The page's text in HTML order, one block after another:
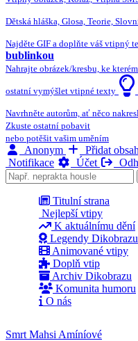
Dětská hláška, Glosa, Teorie,
Najděte GIF a doplňte váš vtipný
bublinkou
Nahrajte obrázek/kresbu, ke
ostatní vymýšlet vtipné texty
Navrhněte autorům, ať něco
Zkuste ostatní pobavit
nebo potěšit vašim uměním
Anonym Přidat obsah
Notifikace
Účet
Titulní strana
Nejlepší vtipy
K aktuálnímu dění
Legendy Dikobrazu
Animované vtipy
Doplň vtip
Archiv Dikobrazu
Komunita humoru
O nás
Smrt Mahsi Amíníové